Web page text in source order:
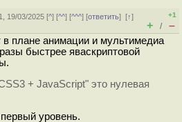
19/03/2025 [^] [^^] [^^^] [ответить][↑]
+1
+ / –
в плане анимации и мультимедиа
быстрее яваскриптовой
+ JavaScript" это нулевая
уровень.